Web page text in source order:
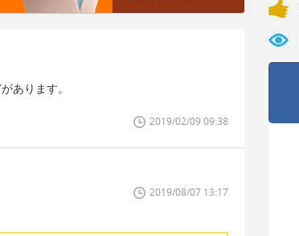
あります。
2019/02/09 09:38
2019/08/07 13:17